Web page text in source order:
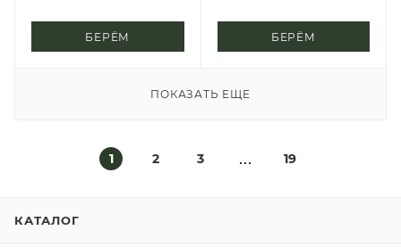
БЕРЁМ БЕРЁМ
ПОКАЗАТЬ ЕЩЕ
1 2 3 19
КАТАЛОГ